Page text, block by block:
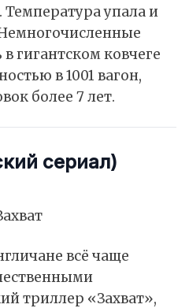
упала и
гигантском ковчеге
в 1001 вагон,
более 7 лет.
сериал)
всё чаще
триллер «Захват»,